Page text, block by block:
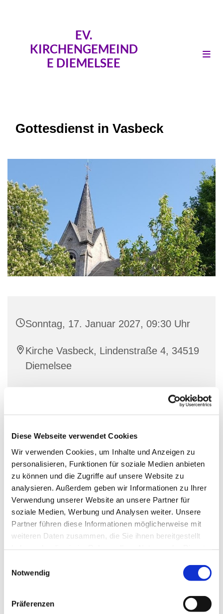
Diese Webseite verwendet Cookies
Wir verwenden Cookies, um Inhalte und Anzeigen zu
personalisieren, Funktionen für soziale Medien anbieten
zu können und die Zugriffe auf unsere Website zu
analysieren. Außerdem geben wir Informationen zu Ihrer
Verwendung unserer Website an unsere Partner für
soziale Medien, Werbung und Analysen weiter. Unsere
Partner führen diese Informationen möglicherweise mit
weiteren Daten zusammen, die Sie ihnen bereitgestellt
Notwendig
Präferenzen
EV.
KIRCHENGEMEIND
E DIEMELSEE
Gottesdienst in Vasbeck
Sonntag, 17. Januar 2027, 09:30 Uhr
Kirche Vasbeck, Lindenstraße 4, 34519
Diemelsee